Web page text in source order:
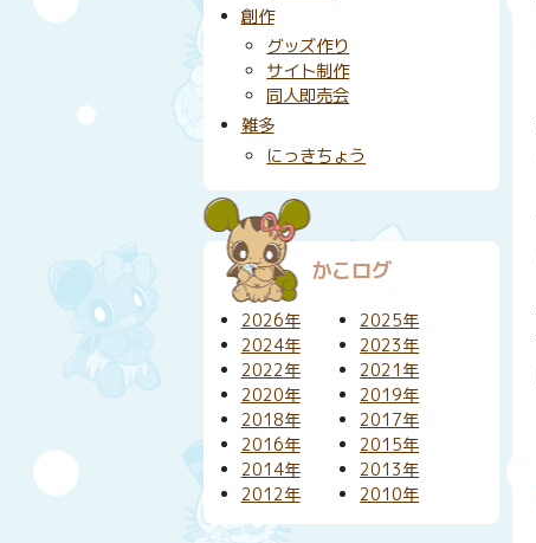
創作
グッズ作り
サイト制作
同人即売会
雑多
にっきちょう
かこログ
2026年
2025年
2024年
2023年
2022年
2021年
2020年
2019年
2018年
2017年
2016年
2015年
2014年
2013年
2012年
2010年